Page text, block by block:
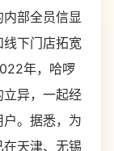
部全员信显
下门店拓宽
年，哈啰
异，一起经
。据悉，为
天津、无锡